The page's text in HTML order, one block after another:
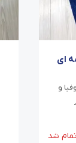
ای
و
تمام شد